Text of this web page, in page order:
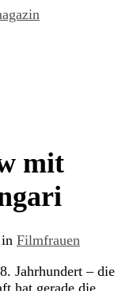
mit
in Filmfrauen
Jahrhundert – die